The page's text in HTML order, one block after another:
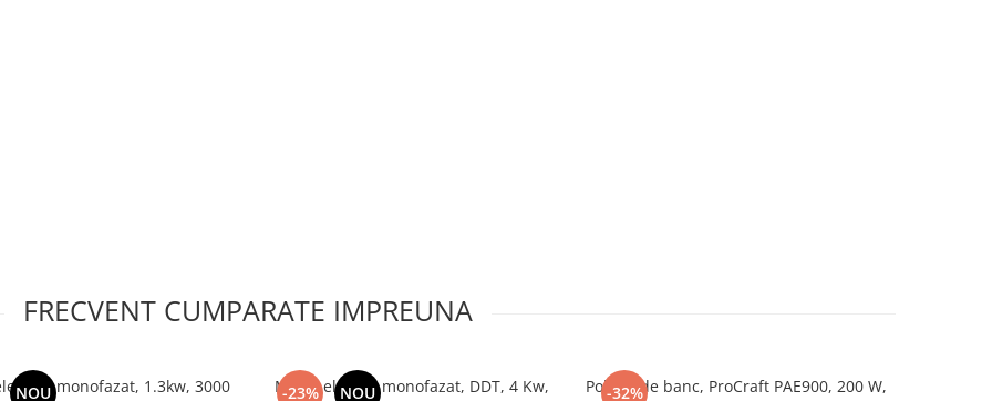
FRECVENT CUMPARATE IMPREUNA
NOUmonofazat, 1.3kw, 3000
-23% NOU
Motor electric monofazat, DDT, 4 Kw,
-32%
Polizor de banc, ProCraft PAE900, 200 W,